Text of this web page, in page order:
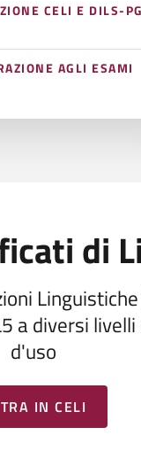
CELI E DILS-
AGLI ESAMI
di
a diversi
d'uso
IN CELI